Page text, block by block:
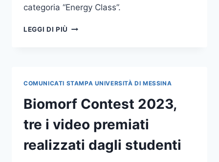
categoria “Energy Class”.
LEGGI DI PIÙ IL
ANCHE
QUEST’ANNO
ALL’XI
EDIZIONE
DELLA
“MONACO
COMUNICATI STAMPA UNIVERSITÀ DI MESSINA
Biomorf Contest 2023,
tre i video premiati
realizzati dagli studenti